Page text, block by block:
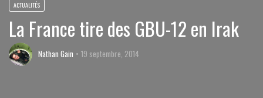
ACTUALITÉS
La France tire des GBU-12 en Irak
Nathan Gain 19 septembre, 2014